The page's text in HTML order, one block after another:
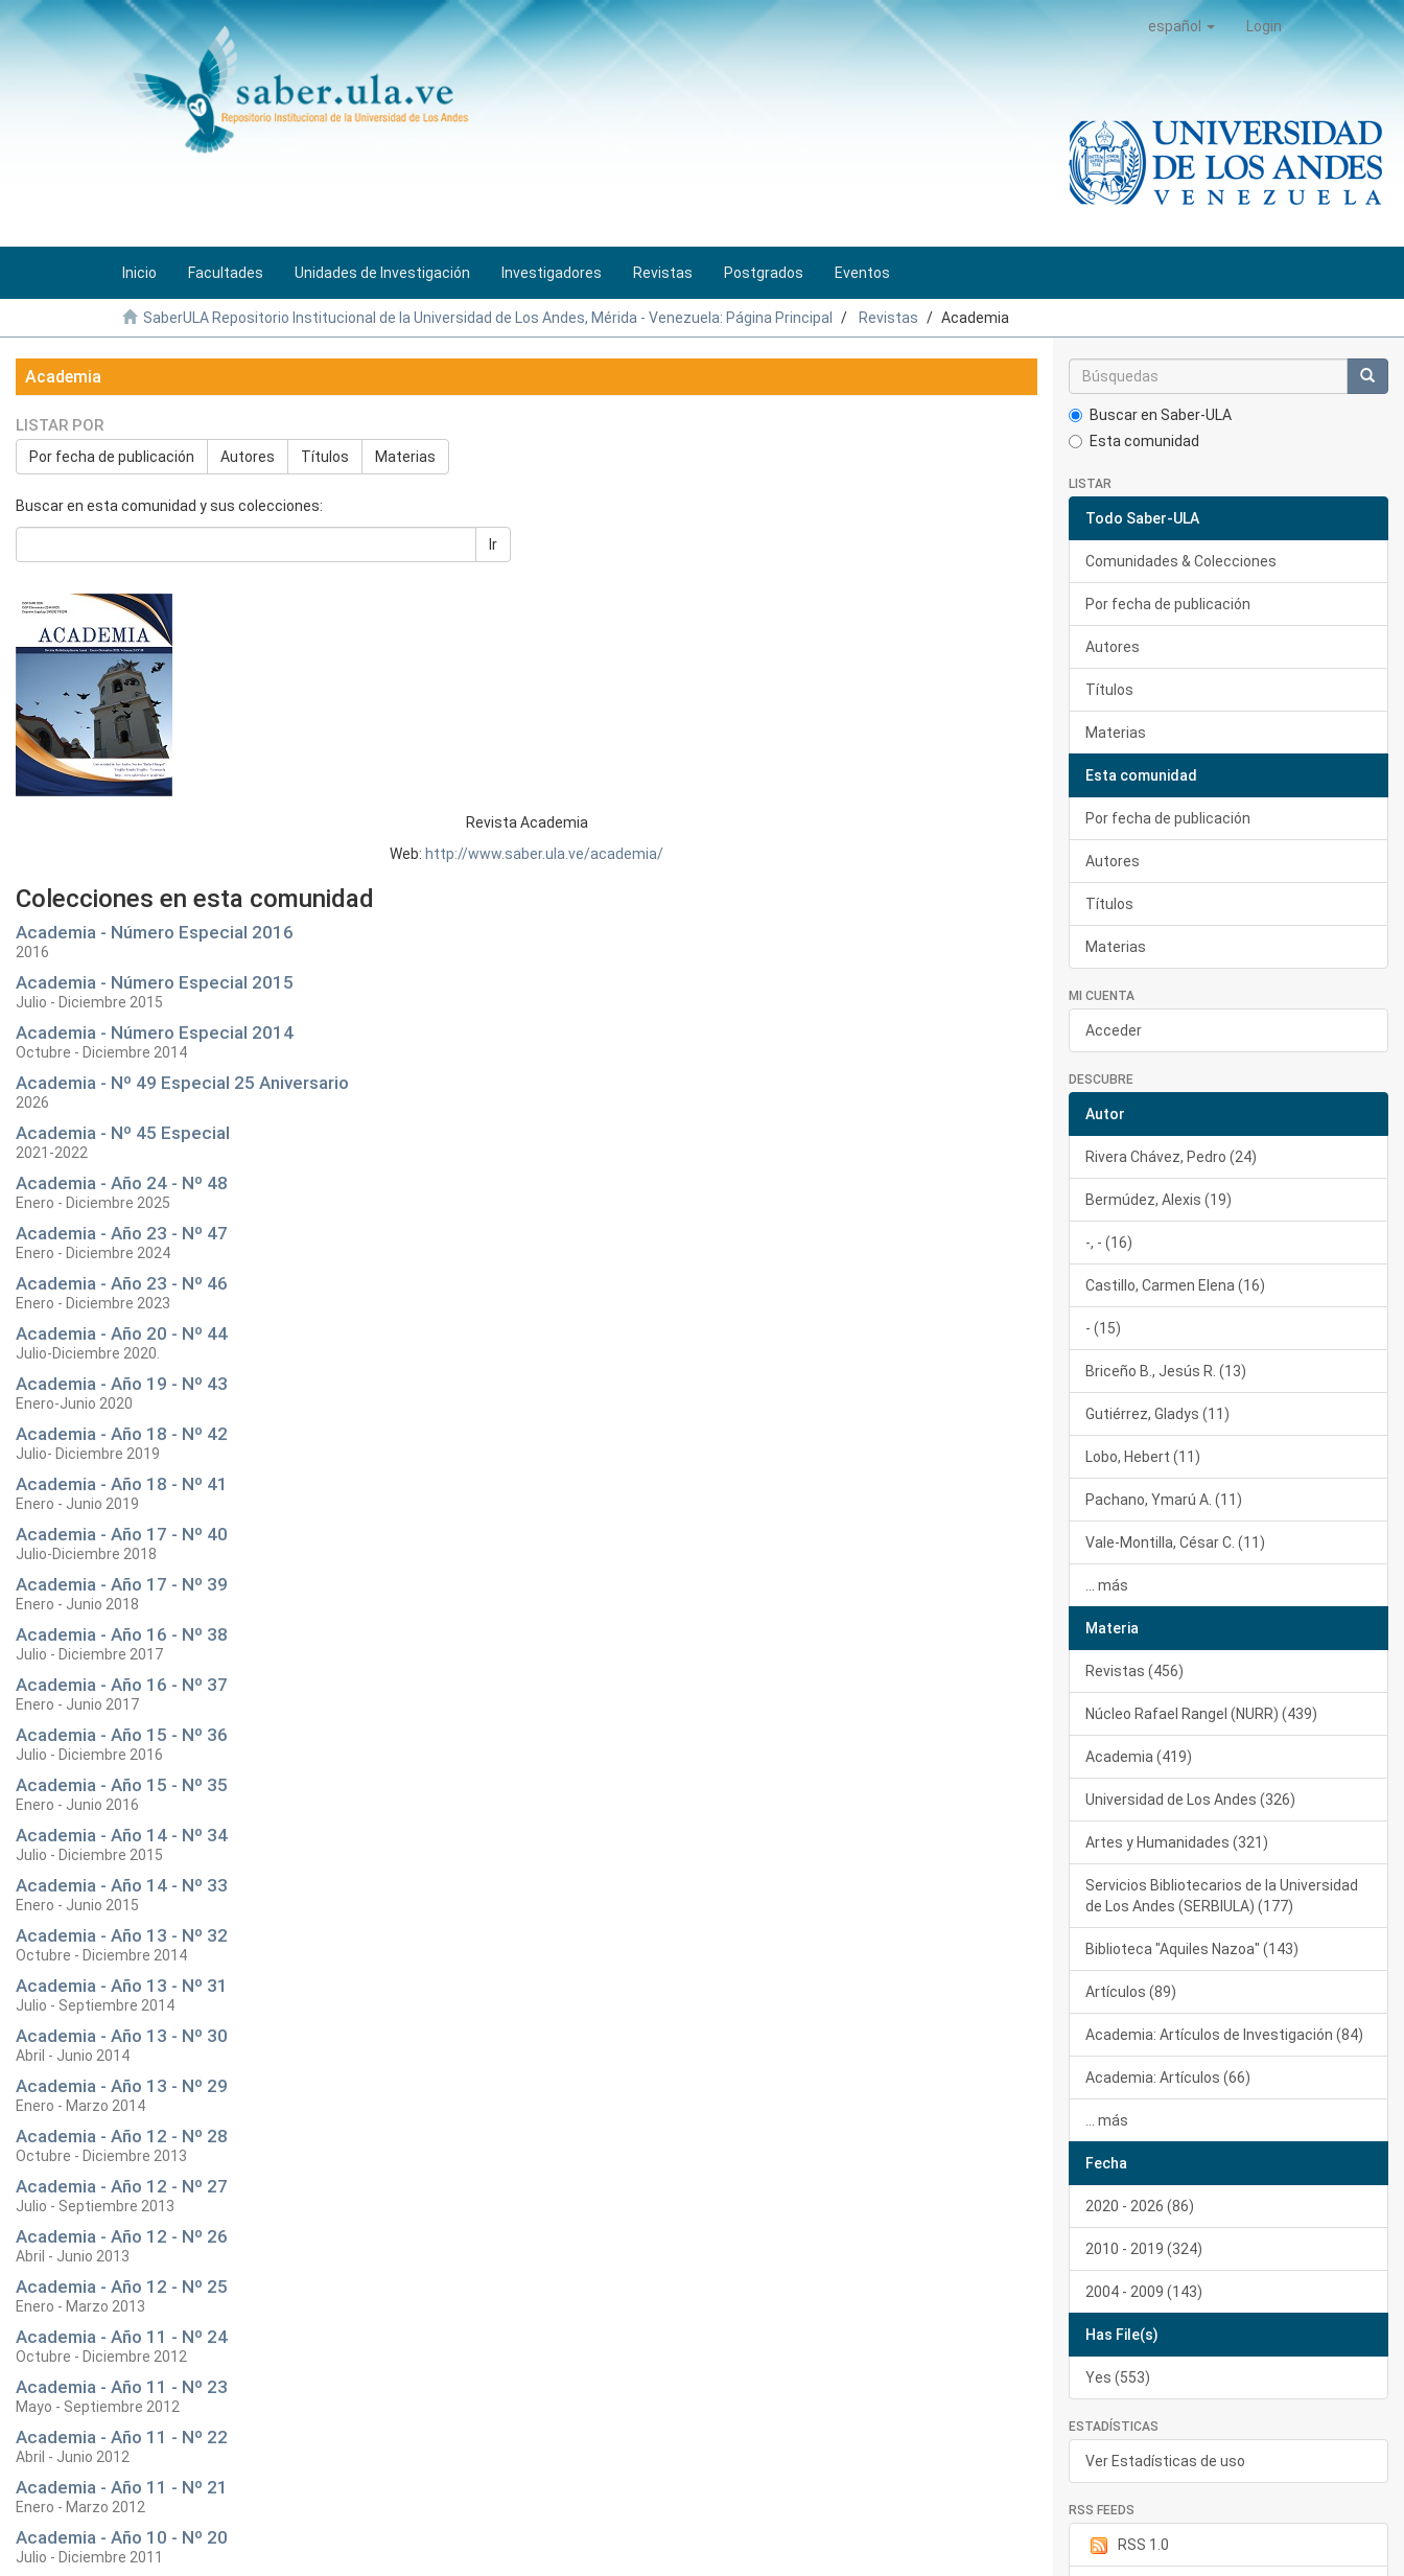
español Login
Inicio Facultades Unidades de Investigación Investigadores Revistas Postgrados Eventos
SaberULA Repositorio Institucional de la Universidad de Los Andes, Mérida - Venezuela: Página Principal Revistas Academia
Academia
LISTAR POR
Por fecha de publicación Autores Títulos Materias
Buscar en esta comunidad y sus colecciones:
Ir
Revista Academia
Web: http://www.saber.ula.ve/academia/
Colecciones en esta comunidad
Academia - Número Especial 2016
2016
Academia - Número Especial 2015
Julio - Diciembre 2015
Academia - Número Especial 2014
Octubre - Diciembre 2014
Academia - Nº 49 Especial 25 Aniversario
2026
Academia - Nº 45 Especial
2021-2022
Academia - Año 24 - Nº 48
Enero - Diciembre 2025
Academia - Año 23 - Nº 47
Enero - Diciembre 2024
Academia - Año 23 - Nº 46
Enero - Diciembre 2023
Academia - Año 20 - Nº 44
Julio-Diciembre 2020.
Academia - Año 19 - Nº 43
Enero-Junio 2020
Academia - Año 18 - Nº 42
Julio- Diciembre 2019
Academia - Año 18 - Nº 41
Enero - Junio 2019
Academia - Año 17 - Nº 40
Julio-Diciembre 2018
Academia - Año 17 - Nº 39
Enero - Junio 2018
Academia - Año 16 - Nº 38
Julio - Diciembre 2017
Academia - Año 16 - Nº 37
Enero - Junio 2017
Academia - Año 15 - Nº 36
Julio - Diciembre 2016
Academia - Año 15 - Nº 35
Enero - Junio 2016
Academia - Año 14 - Nº 34
Julio - Diciembre 2015
Academia - Año 14 - Nº 33
Enero - Junio 2015
Academia - Año 13 - Nº 32
Octubre - Diciembre 2014
Academia - Año 13 - Nº 31
Julio - Septiembre 2014
Academia - Año 13 - Nº 30
Abril - Junio 2014
Academia - Año 13 - Nº 29
Enero - Marzo 2014
Academia - Año 12 - Nº 28
Octubre - Diciembre 2013
Academia - Año 12 - Nº 27
Julio - Septiembre 2013
Academia - Año 12 - Nº 26
Abril - Junio 2013
Academia - Año 12 - Nº 25
Enero - Marzo 2013
Academia - Año 11 - Nº 24
Octubre - Diciembre 2012
Academia - Año 11 - Nº 23
Mayo - Septiembre 2012
Academia - Año 11 - Nº 22
Abril - Junio 2012
Academia - Año 11 - Nº 21
Enero - Marzo 2012
Academia - Año 10 - Nº 20
Julio - Diciembre 2011
Buscar en Saber-ULA
Esta comunidad
LISTAR
Todo Saber-ULA
Comunidades & Colecciones
Por fecha de publicación
Autores
Títulos
Materias
Esta comunidad
Por fecha de publicación
Autores
Títulos
Materias
MI CUENTA
Acceder
DESCUBRE
Autor
Rivera Chávez, Pedro (24)
Bermúdez, Alexis (19)
-, - (16)
Castillo, Carmen Elena (16)
- (15)
Briceño B., Jesús R. (13)
Gutiérrez, Gladys (11)
Lobo, Hebert (11)
Pachano, Ymarú A. (11)
Vale-Montilla, César C. (11)
... más
Materia
Revistas (456)
Núcleo Rafael Rangel (NURR) (439)
Academia (419)
Universidad de Los Andes (326)
Artes y Humanidades (321)
Servicios Bibliotecarios de la Universidad
de Los Andes (SERBIULA) (177)
Biblioteca "Aquiles Nazoa" (143)
Artículos (89)
Academia: Artículos de Investigación (84)
Academia: Artículos (66)
... más
Fecha
2020 - 2026 (86)
2010 - 2019 (324)
2004 - 2009 (143)
Has File(s)
Yes (553)
ESTADÍSTICAS
Ver Estadísticas de uso
RSS FEEDS
RSS 1.0